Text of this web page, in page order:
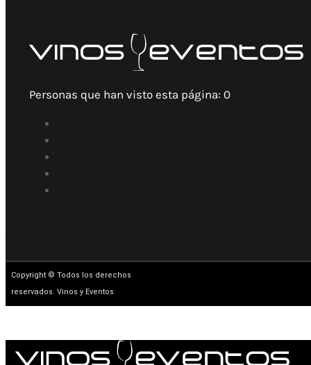
Personas que han visto esta página: 0
Copyright © Todos los derechos
reservados. Vinos y Eventos